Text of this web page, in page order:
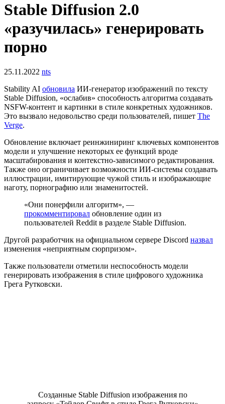
Stable Diffusion 2.0
«разучилась» генерировать
порно
25.11.2022 nts
Stability AI обновила ИИ-генератор изображений по тексту
Stable Diffusion, «ослабив» способность алгоритма создавать
NSFW-контент и картинки в стиле конкретных художников.
Это вызвало недовольство среди пользователей, пишет The
Verge.
Обновление включает реинжиниринг ключевых компонентов
модели и улучшение некоторых ее функций вроде
масштабирования и контекстно-зависимого редактирования.
Также оно ограничивает возможности ИИ-системы создавать
иллюстрации, имитирующие чужой стиль и изображающие
наготу, порнографию или знаменитостей.
«Они понерфили алгоритм», —
прокомментировал обновление один из
пользователей Reddit в разделе Stable Diffusion.
Другой разработчик на официальном сервере Discord назвал
изменения «неприятным сюрпризом».
Также пользователи отметили неспособность модели
генерировать изображения в стиле цифрового художника
Грега Рутковски.
Созданные Stable Diffusion изображения по